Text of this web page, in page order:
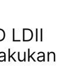
LDII